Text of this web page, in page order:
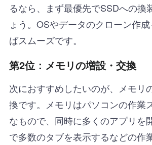
るなら、まず最優先でSSDへの換
ょう。OSやデータのクローン作
ばスムーズです。
第2位：メモリの増設・交換
次におすすめしたいのが、メモリ
換です。メモリはパソコンの作業
なもので、同時に多くのアプリを
で多数のタブを表示するなどの作